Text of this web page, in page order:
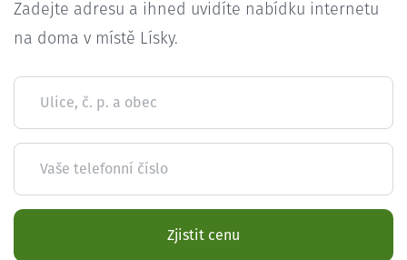
Zadejte adresu a ihned uvidíte nabídku internetu
na doma v místě Lísky.
Ulice, č. p. a obec
Vaše telefonní číslo
Zjistit cenu